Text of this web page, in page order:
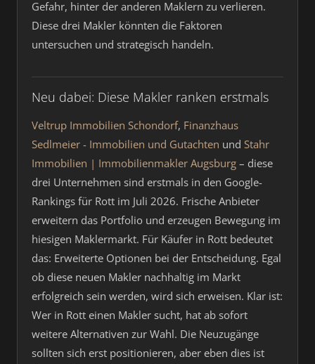
Gefahr, hinter der anderen Maklern zu verlieren.
Diese drei Makler könnten die Faktoren
untersuchen und strategisch handeln.
Neu dabei: Diese Makler ranken erstmals
Veltrup Immobilien Schondorf, Finanzhaus
Sedlmeier - Immobilien und Gutachten und Stahr
Immobilien | Immobilienmakler Augsburg – diese
drei Unternehmen sind erstmals in den Google-
Rankings für Rott im Juli 2026. Frische Anbieter
erweitern das Portfolio und erzeugen Bewegung im
hiesigen Maklermarkt. Für Käufer in Rott bedeutet
das: Erweiterte Optionen bei der Entscheidung. Egal
ob diese neuen Makler nachhaltig im Markt
erfolgreich sein werden, wird sich erweisen. Klar ist:
Wer in Rott einen Makler sucht, hat ab sofort
weitere Alternativen zur Wahl. Die Neuzugänge
sollten sich erst positionieren, aber eben dies ist